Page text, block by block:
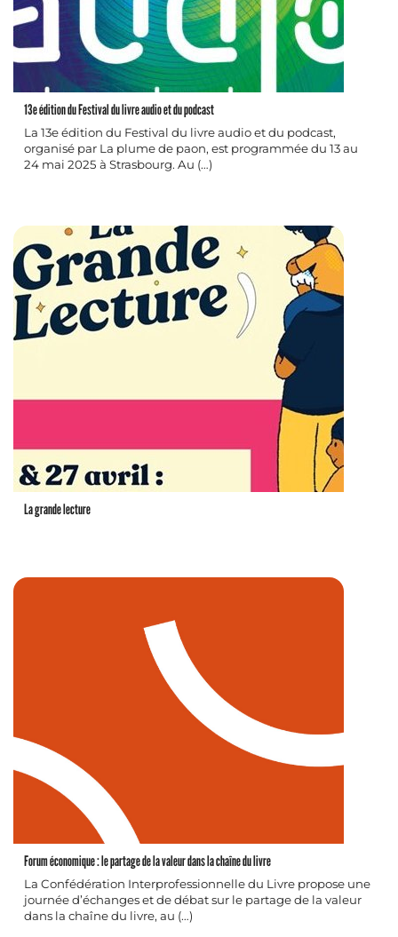
13e édition du Festival du livre audio et du podcast
La 13e édition du Festival du livre audio et du podcast,
organisé par La plume de paon, est programmée du 13 au
24 mai 2025 à Strasbourg. Au (…)
La grande lecture
Forum économique : le partage de la valeur dans la chaîne du livre
La Confédération Interprofessionnelle du Livre propose une
journée d’échanges et de débat sur le partage de la valeur
dans la chaîne du livre, au (…)